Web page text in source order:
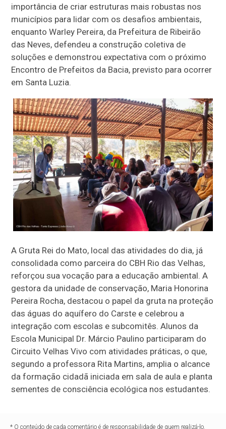
importância de criar estruturas mais robustas nos
municípios para lidar com os desafios ambientais,
enquanto Warley Pereira, da Prefeitura de Ribeirão
das Neves, defendeu a construção coletiva de
soluções e demonstrou expectativa com o próximo
Encontro de Prefeitos da Bacia, previsto para ocorrer
em Santa Luzia.
A Gruta Rei do Mato, local das atividades do dia, já
consolidada como parceira do CBH Rio das Velhas,
reforçou sua vocação para a educação ambiental. A
gestora da unidade de conservação, Maria Honorina
Pereira Rocha, destacou o papel da gruta na proteção
das águas do aquífero do Carste e celebrou a
integração com escolas e subcomitês. Alunos da
Escola Municipal Dr. Márcio Paulino participaram do
Circuito Velhas Vivo com atividades práticas, o que,
segundo a professora Rita Martins, amplia o alcance
da formação cidadã iniciada em sala de aula e planta
sementes de consciência ecológica nos estudantes.
* O conteúdo de cada comentário é de responsabilidade de quem realizá-lo.